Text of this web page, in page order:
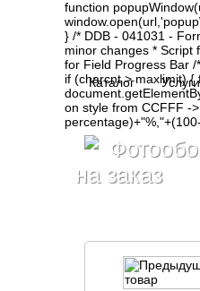
function
} /* DDB - 041031 -
minor changes * Script
for Field Progress Bar
if (charcnt > maxlimit)
on style from CCFFF -
на заказ
Каталог